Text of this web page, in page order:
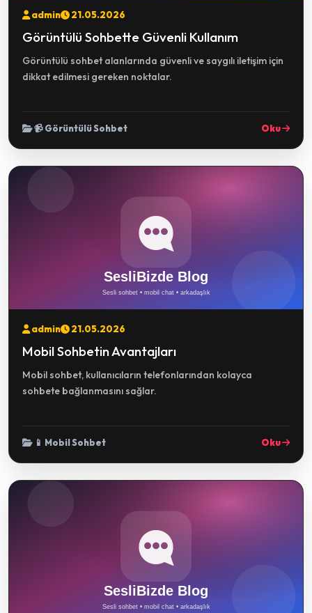
admin 21.05.2026
Görüntülü Sohbette Güvenli Kullanım
Görüntülü sohbet alanlarında güvenli ve saygılı iletişim için
dikkat edilmesi gereken noktalar.
📹 Görüntülü Sohbet Oku
admin 21.05.2026
Mobil Sohbetin Avantajları
Mobil sohbet, kullanıcıların telefonlarından kolayca
sohbete bağlanmasını sağlar.
📱 Mobil Sohbet Oku